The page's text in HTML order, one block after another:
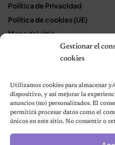
Gestionar el
cookies
Utilizamos cookies para almacenar
dispositivo, y así mejorar la
anuncios (no) personalizados. El
permitirá procesar datos como el
únicos en este sitio. No consentir o
Política de Privacidad
Política de cookies (UE)
Mapa del sitio
Terms and Conditions
© 2026 Notas
Política de